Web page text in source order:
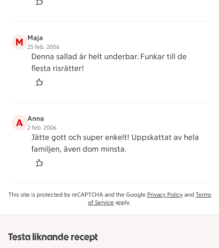
M Maja
25 feb. 2006
Denna sallad är helt underbar. Funkar till de
flesta risrätter!
A Anna
2 feb. 2006
Jätte gott och super enkelt! Uppskattat av hela
familjen, även dom minsta.
This site is protected by reCAPTCHA and the Google Privacy Policyand Terms
of Service apply.
Testa liknande recept